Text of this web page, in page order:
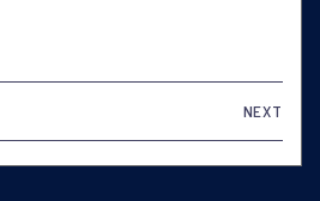
NEXT